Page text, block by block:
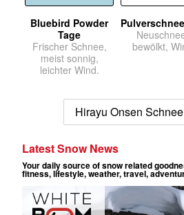
Bluebird Powder
Tage
Frischer Schnee,
meist sonnig,
leichter Wind.
bewölkt,
Hirayu Onsen